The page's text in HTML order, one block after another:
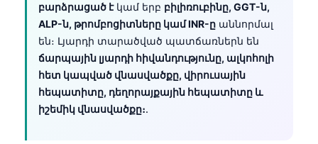
բարձրացած էկամ երբ բիլիռուբինը, GGT-ն,
ALP-ն, թրոմբոցիտները կամ INR-ը աննորմալ
են։ Լյարդի տարածված պատճառներն են
ճարպային լյարդի հիվանդությունը, ալկոհոլի
հետ կապված վնասվածքը, վիրուսային
հեպատիտը, դեղորայքային հեպատիտը և
իշեմիկ վնասվածքը։.